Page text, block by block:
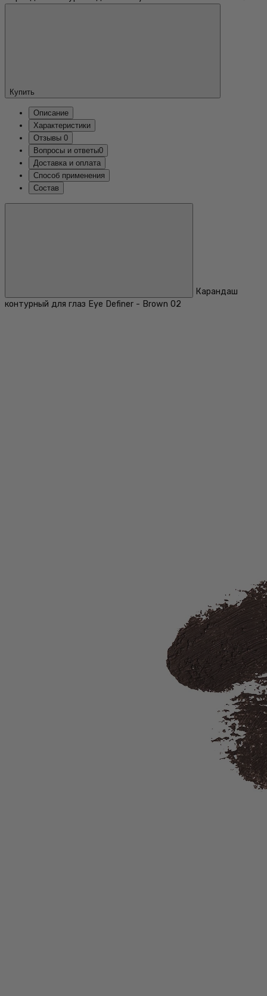
Купить
Описание
Характеристики
Отзывы 0
Вопросы и ответы0
Доставка и оплата
Способ применения
Состав
Карандаш
контурный для глаз Eye Definer - Brown 02